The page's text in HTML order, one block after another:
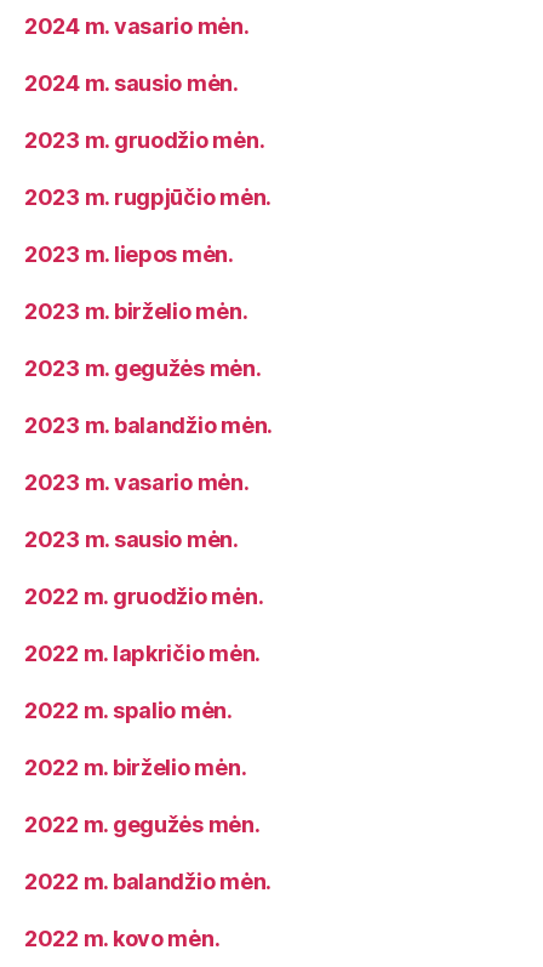
2024 m. vasario mėn.
2024 m. sausio mėn.
2023 m. gruodžio mėn.
2023 m. rugpjūčio mėn.
2023 m. liepos mėn.
2023 m. birželio mėn.
2023 m. gegužės mėn.
2023 m. balandžio mėn.
2023 m. vasario mėn.
2023 m. sausio mėn.
2022 m. gruodžio mėn.
2022 m. lapkričio mėn.
2022 m. spalio mėn.
2022 m. birželio mėn.
2022 m. gegužės mėn.
2022 m. balandžio mėn.
2022 m. kovo mėn.